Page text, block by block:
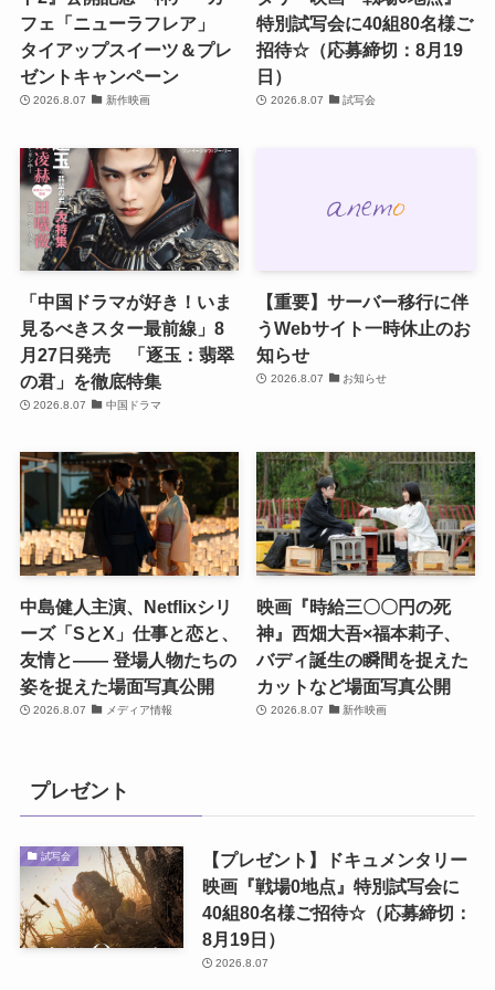
フェ「ニューラフレア」
タイアップスイーツ＆プレ
ゼントキャンペーン
2026.8.07 新作映画
特別試写会に40組80名様ご
招待☆（応募締切：8月19
日）
2026.8.07 試写会
「中国ドラマが好き！いま
見るべきスター最前線」8
月27日発売 「逐玉：翡翠
の君」を徹底特集
2026.8.07 中国ドラマ
【重要】サーバー移行に伴
うWebサイト一時休止のお
知らせ
2026.8.07 お知らせ
中島健人主演、Netflixシリ
ーズ「SとX」仕事と恋と、
友情と―― 登場人物たちの
姿を捉えた場面写真公開
2026.8.07 メディア情報
映画『時給三〇〇円の死
神』西畑大吾×福本莉子、
バディ誕生の瞬間を捉えた
カットなど場面写真公開
2026.8.07 新作映画
プレゼント
試写会
【プレゼント】ドキュメンタリー
映画『戦場0地点』特別試写会に
40組80名様ご招待☆（応募締切：
8月19日）
2026.8.07